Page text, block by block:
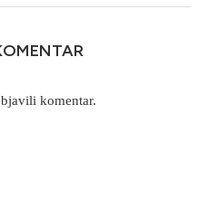
komentar.